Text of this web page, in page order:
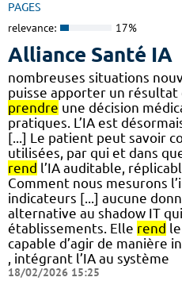
PAGES
relevance: 17%
Alliance Santé IA
nombreuses situations
puisse apporter un
prendre une décision
pratiques. L’IA est
[...] Le patient peut savoir
utilisées, par qui et dans
rend l’IA auditable,
Comment nous mesurons
indicateurs [...] aucune
alternative au shadow IT
établissements. Elle rend
capable d’agir de manière
, intégrant l’IA au système
18/02/2026 15:25